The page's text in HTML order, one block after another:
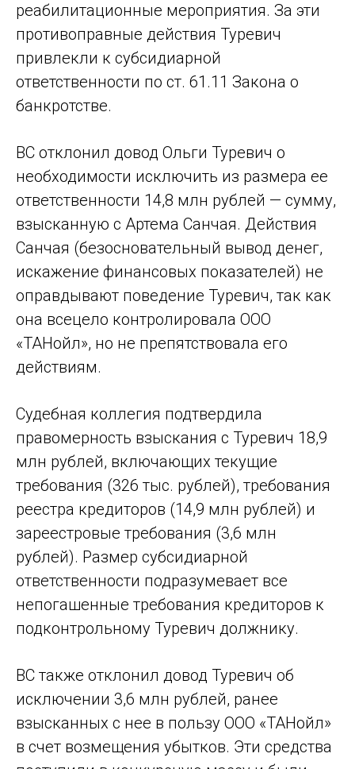
реабилитационные мероприятия. За эти
противоправные действия Туревич
привлекли к субсидиарной
ответственности по ст. 61.11 Закона о
банкротстве.
ВС отклонил довод Ольги Туревич о
необходимости исключить из размера ее
ответственности 14,8 млн рублей — сумму,
взысканную с Артема Санчая. Действия
Санчая (безосновательный вывод денег,
искажение финансовых показателей) не
оправдывают поведение Туревич, так как
она всецело контролировала ООО
«ТАНойл», но не препятствовала его
действиям.
Судебная коллегия подтвердила
правомерность взыскания с Туревич 18,9
млн рублей, включающих текущие
требования (326 тыс. рублей), требования
реестра кредиторов (14,9 млн рублей) и
зареестровые требования (3,6 млн
рублей). Размер субсидиарной
ответственности подразумевает все
непогашенные требования кредиторов к
подконтрольному Туревич должнику.
ВС также отклонил довод Туревич об
исключении 3,6 млн рублей, ранее
взысканных с нее в пользу ООО «ТАНойл»
в счет возмещения убытков. Эти средства